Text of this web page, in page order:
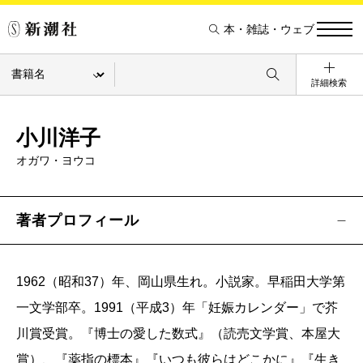
本・雑誌・ウェブ
詳細検索
小川洋子
オガワ・ヨウコ
著者プロフィール
1962（昭和37）年、岡山県生れ。小説家。早稲田大学第
一文学部卒。1991（平成3）年「妊娠カレンダー」で芥
川賞受賞。『博士の愛した数式』（読売文学賞、本屋大
賞）、『薬指の標本』『いつも彼らはどこかに』『生き